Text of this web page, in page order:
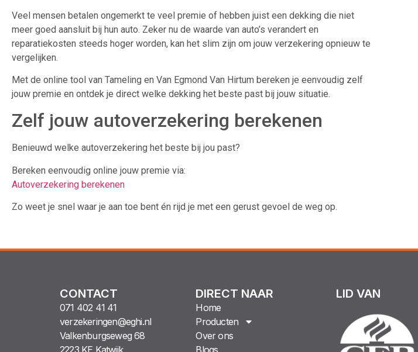
Veel mensen betalen ongemerkt te veel premie of hebben juist een dekking die niet
meer goed aansluit bij hun auto. Zeker nu de waarde van auto’s verandert en
reparatiekosten steeds hoger worden, kan het slim zijn om jouw verzekering opnieuw te
vergelijken.
Met de online tool van Tameling en Van Egmond Van Hirtum bereken je eenvoudig zelf
jouw premie en ontdek je direct welke dekking het beste past bij jouw situatie.
Zelf jouw autoverzekering berekenen
Benieuwd welke autoverzekering het beste bij jou past?
Bereken eenvoudig online jouw premie via:
Autoverzekering berekenen
Zo weet je snel waar je aan toe bent én rijd je met een gerust gevoel de weg op.
CONTACT
071 402 41 41
verzekeringen@eghi.nl
Valkenburgseweg 68
2223 KE Katwijk
DIRECT NAAR
Home
Producten
Over ons
Blogs
LID VAN